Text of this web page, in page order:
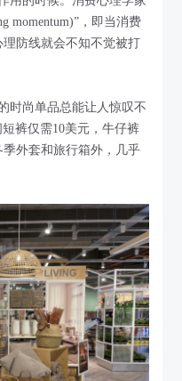
momentum)”，即当消费
防线就会不知不觉被打
时尚单品总能让人惊叹不
裤仅需10美元，牛仔裤
外套和旅行箱外，几乎